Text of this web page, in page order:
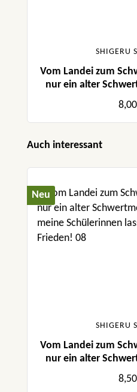
SHIGERU
Vom Landei zum
nur ein alter
aber meine
in
Produktgalerie
Auch interessant
Neu
SHIGERU
Vom Landei zum
nur ein alter
aber meine
in